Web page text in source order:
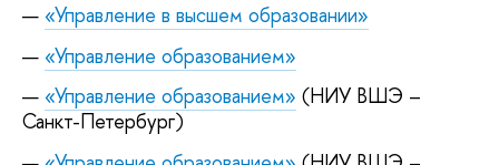
«Управление в высшем образовании»
«Управление образованием»
«Управление образованием» (НИУ ВШЭ –
Санкт-Петербург)